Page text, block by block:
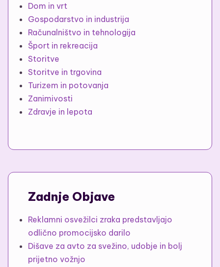
Dom in vrt
Gospodarstvo in industrija
Računalništvo in tehnologija
Šport in rekreacija
Storitve
Storitve in trgovina
Turizem in potovanja
Zanimivosti
Zdravje in lepota
Zadnje Objave
Reklamni osvežilci zraka predstavljajo
odlično promocijsko darilo
Dišave za avto za svežino, udobje in bolj
prijetno vožnjo